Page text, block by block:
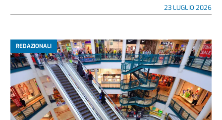
23 LUGLIO 2026
REDAZIONALI